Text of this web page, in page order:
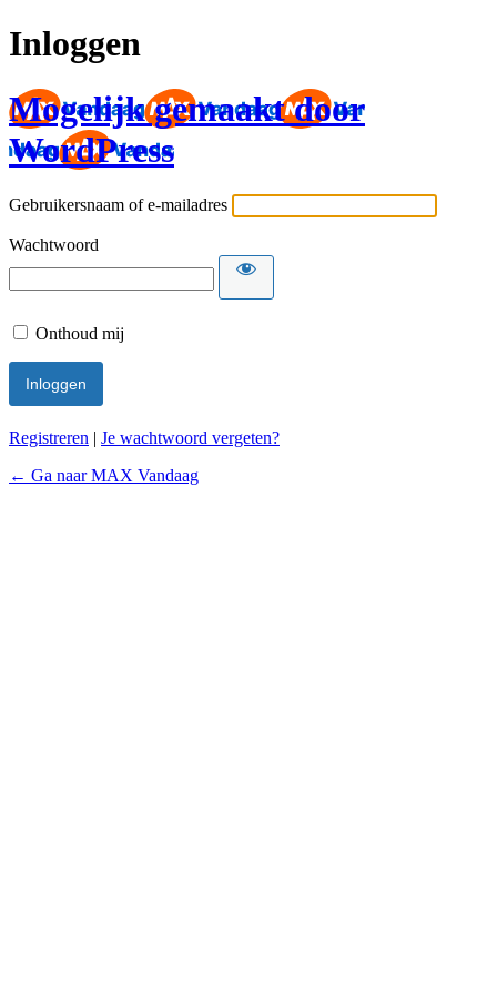
Inloggen
Mogelijk gemaakt door
WordPress
Gebruikersnaam of e-mailadres
Wachtwoord
Onthoud mij
Registreren | Je wachtwoord vergeten?
← Ga naar MAX Vandaag